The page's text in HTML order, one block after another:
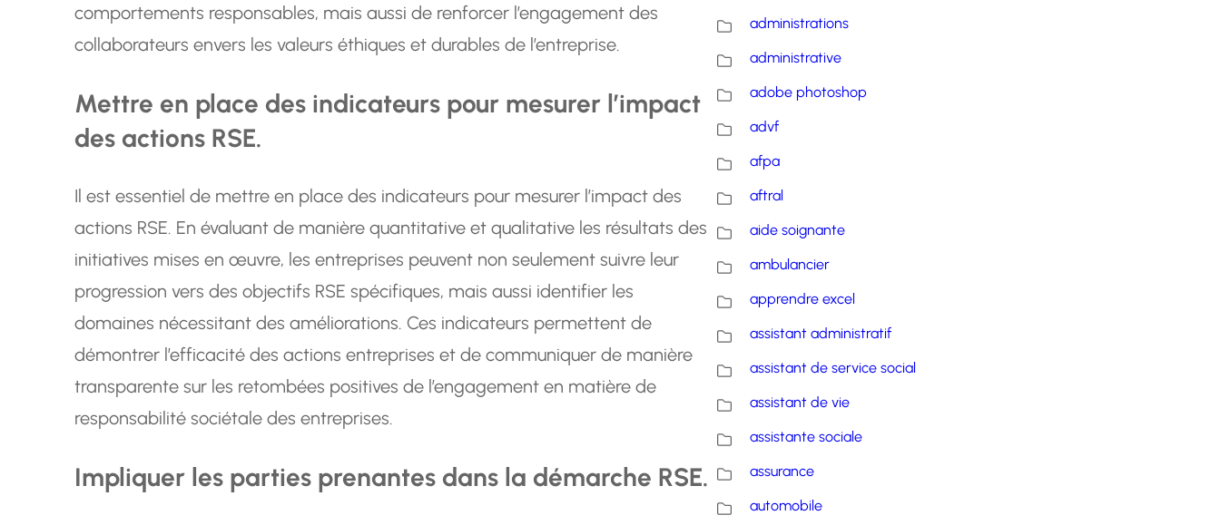
comportements responsables, mais aussi de renforcer l’engagement des
collaborateurs envers les valeurs éthiques et durables de l’entreprise.
Mettre en place des indicateurs pour mesurer l’impact
des actions RSE.
Il est essentiel de mettre en place des indicateurs pour mesurer l’impact des
actions RSE. En évaluant de manière quantitative et qualitative les résultats des
initiatives mises en œuvre, les entreprises peuvent non seulement suivre leur
progression vers des objectifs RSE spécifiques, mais aussi identifier les
domaines nécessitant des améliorations. Ces indicateurs permettent de
démontrer l’efficacité des actions entreprises et de communiquer de manière
transparente sur les retombées positives de l’engagement en matière de
responsabilité sociétale des entreprises.
Impliquer les parties prenantes dans la démarche RSE.
administrations
administrative
adobe photoshop
advf
afpa
aftral
aide soignante
ambulancier
apprendre excel
assistant administratif
assistant de service social
assistant de vie
assistante sociale
assurance
automobile